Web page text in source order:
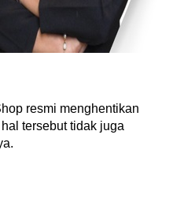
resmi menghentikan
tersebut tidak juga